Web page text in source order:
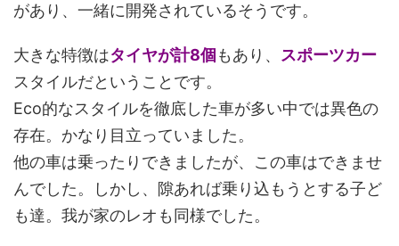
があり、一緒に開発されているそうです。
大きな特徴はタイヤが計8個 もあり、 スポーツカー
スタイルだということです。
Eco的なスタイルを徹底した車が多い中では異色の
存在。かなり目立っていました。
他の車は乗ったりできましたが、この車はできませ
んでした。しかし、隙あれば乗り込もうとする子ど
も達。我が家のレオも同様でした。